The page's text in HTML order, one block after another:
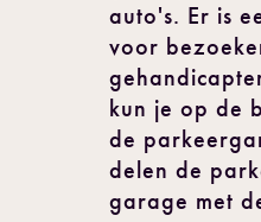
auto's. Er is
voor
kun je op de
de
delen de
garage met